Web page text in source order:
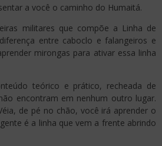
a você o caminho do Humaitá.
militares que compõe a Linha de
entre caboclo e falangeiros e
mirongas para ativar essa linha
teórico e prático, recheada de
encontram em nenhum outro lugar.
de pé no chão, você irá aprender o
é a linha que vem a frente abrindo